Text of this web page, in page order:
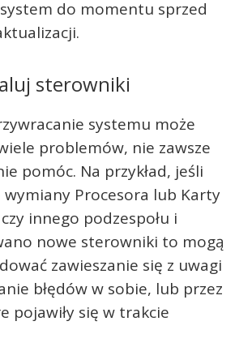
do momentu sprzed
sterowniki
systemu może
problemów, nie zawsze
pomóc. Na przykład, jeśli
Procesora lub Karty
innego podzespołu i
nowe sterowniki to mogą
zawieszanie się z uwagi
błędów w sobie, lub przez
pojawiły się w trakcie